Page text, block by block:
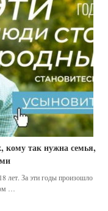
кому так нужна семья,
лет. За эти годы произошло
…